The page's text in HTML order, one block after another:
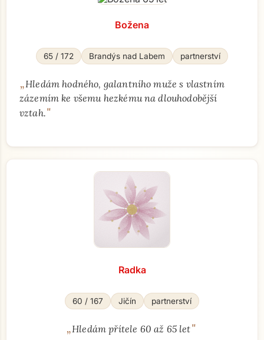
Božena
65 / 172 Brandýs nad Labem partnerství
„Hledám hodného, galantního muže s vlastním
zázemím ke všemu hezkému na dlouhodobější
vztah."
Radka
60 / 167 Jičín partnerství
„Hledám přítele 60 až 65 let"